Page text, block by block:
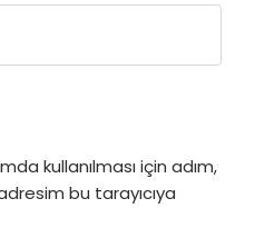
kullanılması için adım,
bu tarayıcıya